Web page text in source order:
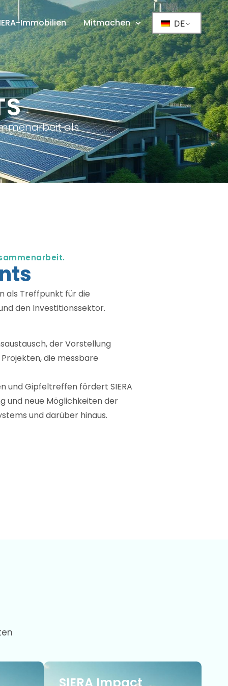
Immobilien Mitmachen DE
als
als Treffpunkt für die
den Investitionssektor.
der Vorstellung
die messbare
und Gipfeltreffen fördert SIERA
und neue Möglichkeiten der
und darüber hinaus.
SIERA Impact